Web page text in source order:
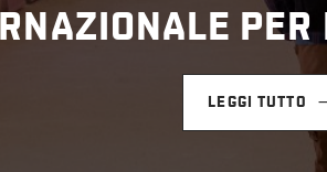
LEGGI TUTTO